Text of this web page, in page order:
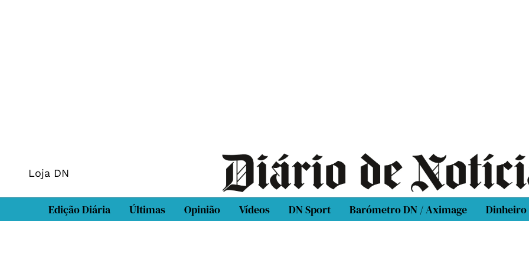
Loja DN
Edição Diária Últimas Opinião Vídeos DN Sport Barómetro DN / Aximage Dinheiro